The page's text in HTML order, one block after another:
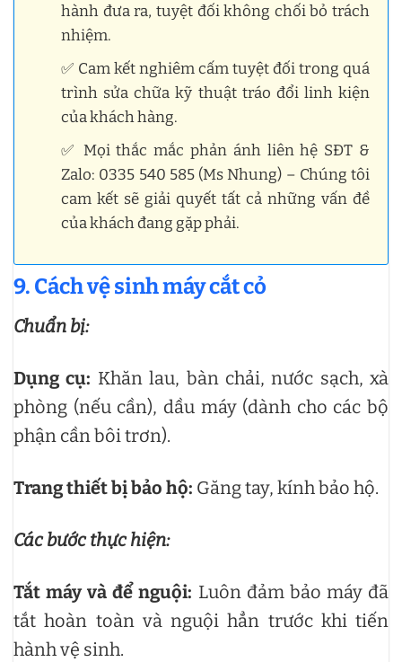
hành đưa ra, tuyệt đối không chối bỏ trách
nhiệm.
✅ Cam kết nghiêm cấm tuyệt đối trong quá
trình sửa chữa kỹ thuật tráo đổi linh kiện
của khách hàng.
✅ Mọi thắc mắc phản ánh liên hệ SĐT &
Zalo: 0335 540 585 (Ms Nhung) – Chúng tôi
cam kết sẽ giải quyết tất cả những vấn đề
của khách đang gặp phải.
9. Cách vệ sinh máy cắt cỏ
Chuẩn bị:
Dụng cụ: Khăn lau, bàn chải, nước sạch, xà
phòng (nếu cần), dầu máy (dành cho các bộ
phận cần bôi trơn).
Trang thiết bị bảo hộ: Găng tay, kính bảo hộ.
Các bước thực hiện:
Tắt máy và để nguội: Luôn đảm bảo máy đã
tắt hoàn toàn và nguội hẳn trước khi tiến
hành vệ sinh.